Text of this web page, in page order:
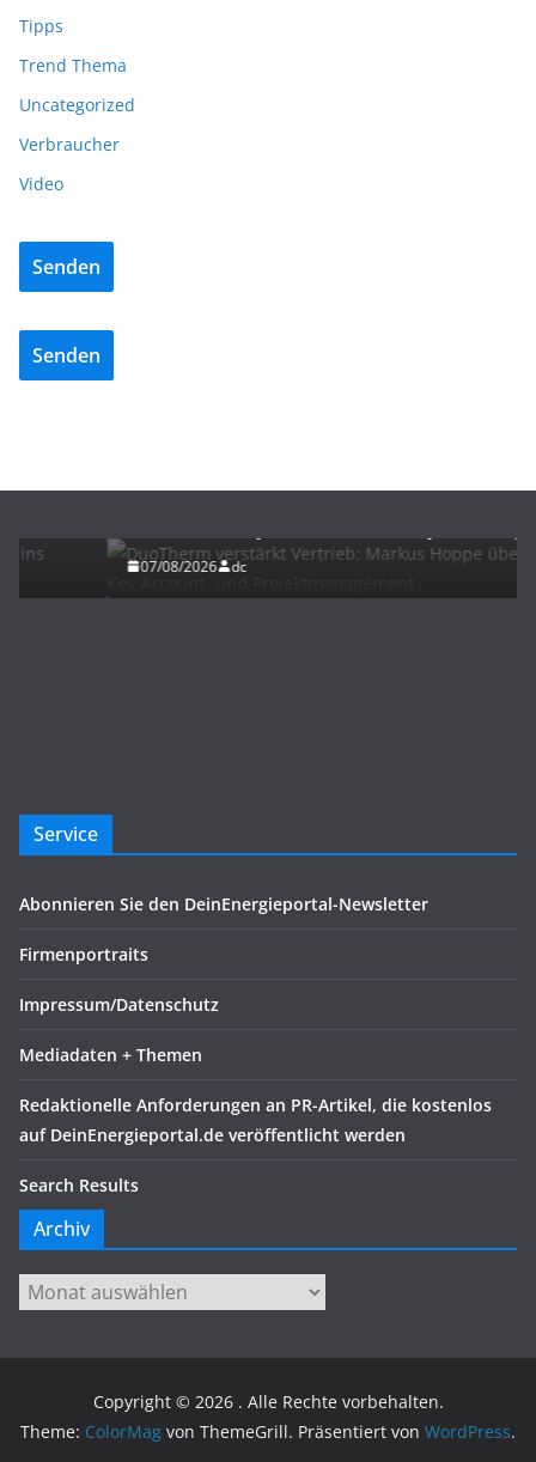
Tipps
Trend Thema
Uncategorized
Verbraucher
Video
Senden
Senden
07/08/2026 dc
Service
Abonnieren Sie den DeinEnergieportal-Newsletter
Firmenportraits
Impressum/Datenschutz
Mediadaten + Themen
Redaktionelle Anforderungen an PR-Artikel, die kostenlos
auf DeinEnergieportal.de veröffentlicht werden
Search Results
Archiv
Archiv
Copyright © 2026 . Alle Rechte vorbehalten.
Theme: ColorMag von ThemeGrill. Präsentiert von WordPress.